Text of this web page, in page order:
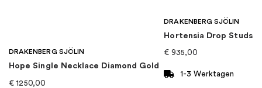
DRAKENBERG SJÖLIN
Hope Single Necklace Diamond Gold
€ 1250,00
DRAKENBERG SJÖLIN
Hortensia Drop Studs
€ 935,00
1-3 Werktagen